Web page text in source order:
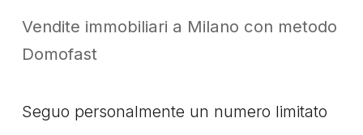
Vendite immobiliari a Milano con metodo
Domofast
Seguo personalmente un numero limitato